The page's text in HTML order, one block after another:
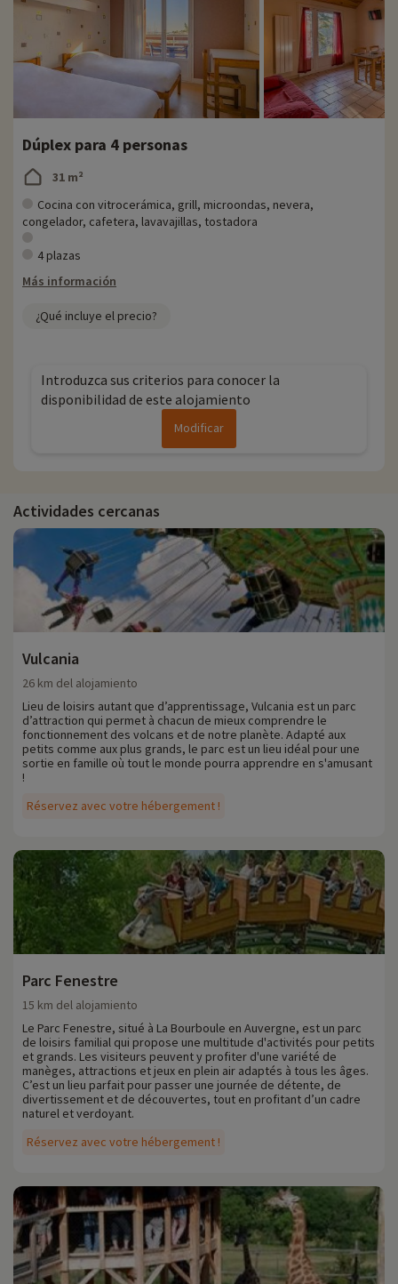
Dúplex para 4 personas
31 m²
Cocina con vitrocerámica, grill, microondas, nevera,
congelador, cafetera, lavavajillas, tostadora
4 plazas
Más información
¿Qué incluye el precio?
Introduzca sus criterios para conocer la
disponibilidad de este alojamiento
Modificar
Actividades cercanas
Vulcania
Réservez avec votre hébergement !
26 km del alojamiento
Lieu de loisirs autant que d’apprentissage, Vulcania est un parc
d’attraction qui permet à chacun de mieux comprendre le
fonctionnement des volcans et de notre planète. Adapté aux
petits comme aux plus grands, le parc est un lieu idéal pour une
sortie en famille où tout le monde pourra apprendre en s'amusant
!
Parc Fenestre
Réservez avec votre hébergement !
15 km del alojamiento
Le Parc Fenestre, situé à La Bourboule en Auvergne, est un parc
de loisirs familial qui propose une multitude d'activités pour petits
et grands. Les visiteurs peuvent y profiter d'une variété de
manèges, attractions et jeux en plein air adaptés à tous les âges.
C’est un lieu parfait pour passer une journée de détente, de
divertissement et de découvertes, tout en profitant d’un cadre
naturel et verdoyant.